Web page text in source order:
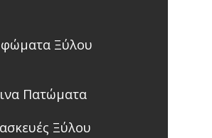
Ξύλου
Πατώματα
Ξύλου